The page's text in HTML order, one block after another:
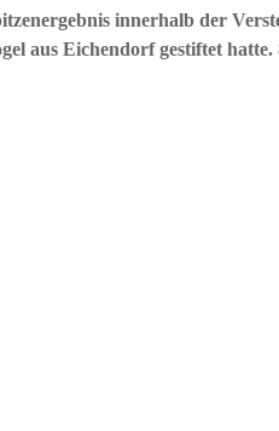
innerhalb der
aus Eichendorf gestiftet